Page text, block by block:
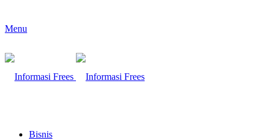
Menu
Bisnis